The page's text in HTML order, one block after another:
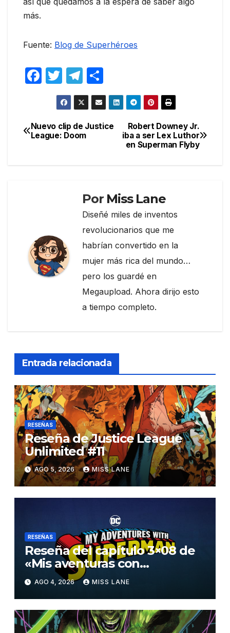
más.
Fuente: Blog de Superhéroes
F
e
b
T
w
itt
er
T
el
e
gr
a
o
m
p
Navegación
Robert Downey Jr.
iba a ser Lex Luthor
en Superman Flyby
Nuevo clip de Justice
League: Doom
Por Miss Lane
Diseñé miles de inventos
revolucionarios que me
habrían convertido en la
mujer más rica del mundo…
pero los guardé en
Megaupload. Ahora dirijo esto
a tiempo completo.
Entrada relacionada
RESEÑAS
Reseña de Justice League
Unlimited #11
AGO 5, 2026 MISS LANE
RESEÑAS
Reseña del capítulo 3×08 de
«Mis aventuras con
Superman»
AGO 4, 2026 MISS LANE